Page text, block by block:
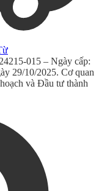
015 – Ngày cấp:
29/10/2025. Cơ quan
và Đầu tư thành